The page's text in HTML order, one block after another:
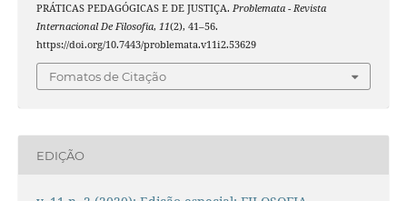
PRÁTICAS PEDAGÓGICAS E DE JUSTIÇA. Problemata - Revista
Internacional De Filosofia, 11(2), 41–56.
https://doi.org/10.7443/problemata.v11i2.53629
Fomatos de Citação
EDIÇÃO